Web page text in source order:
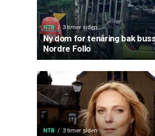
NTB 3 timer siden
Ny dom for tenåring bak
Nordre Follo
NTB 3 timer siden